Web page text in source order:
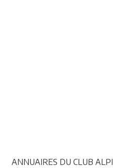
ANNUAIRES DU CLUB